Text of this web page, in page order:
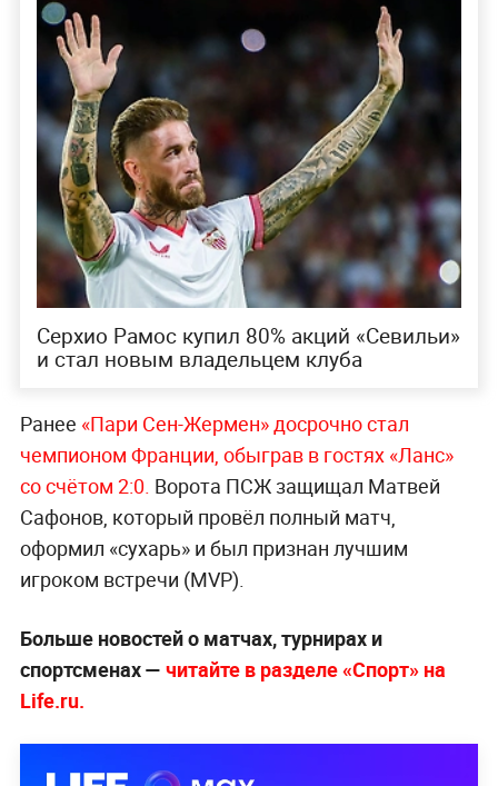
Серхио Рамос купил 80% акций «Севильи»
и стал новым владельцем клуба
Ранее «Пари Сен-Жермен» досрочно стал
чемпионом Франции, обыграв в гостях «Ланс»
со счётом 2:0. Ворота ПСЖ защищал Матвей
Сафонов, который провёл полный матч,
оформил «сухарь» и был признан лучшим
игроком встречи (MVP).
Больше новостей о матчах, турнирах и
спортсменах — читайте в разделе «Спорт» на
Life.ru.